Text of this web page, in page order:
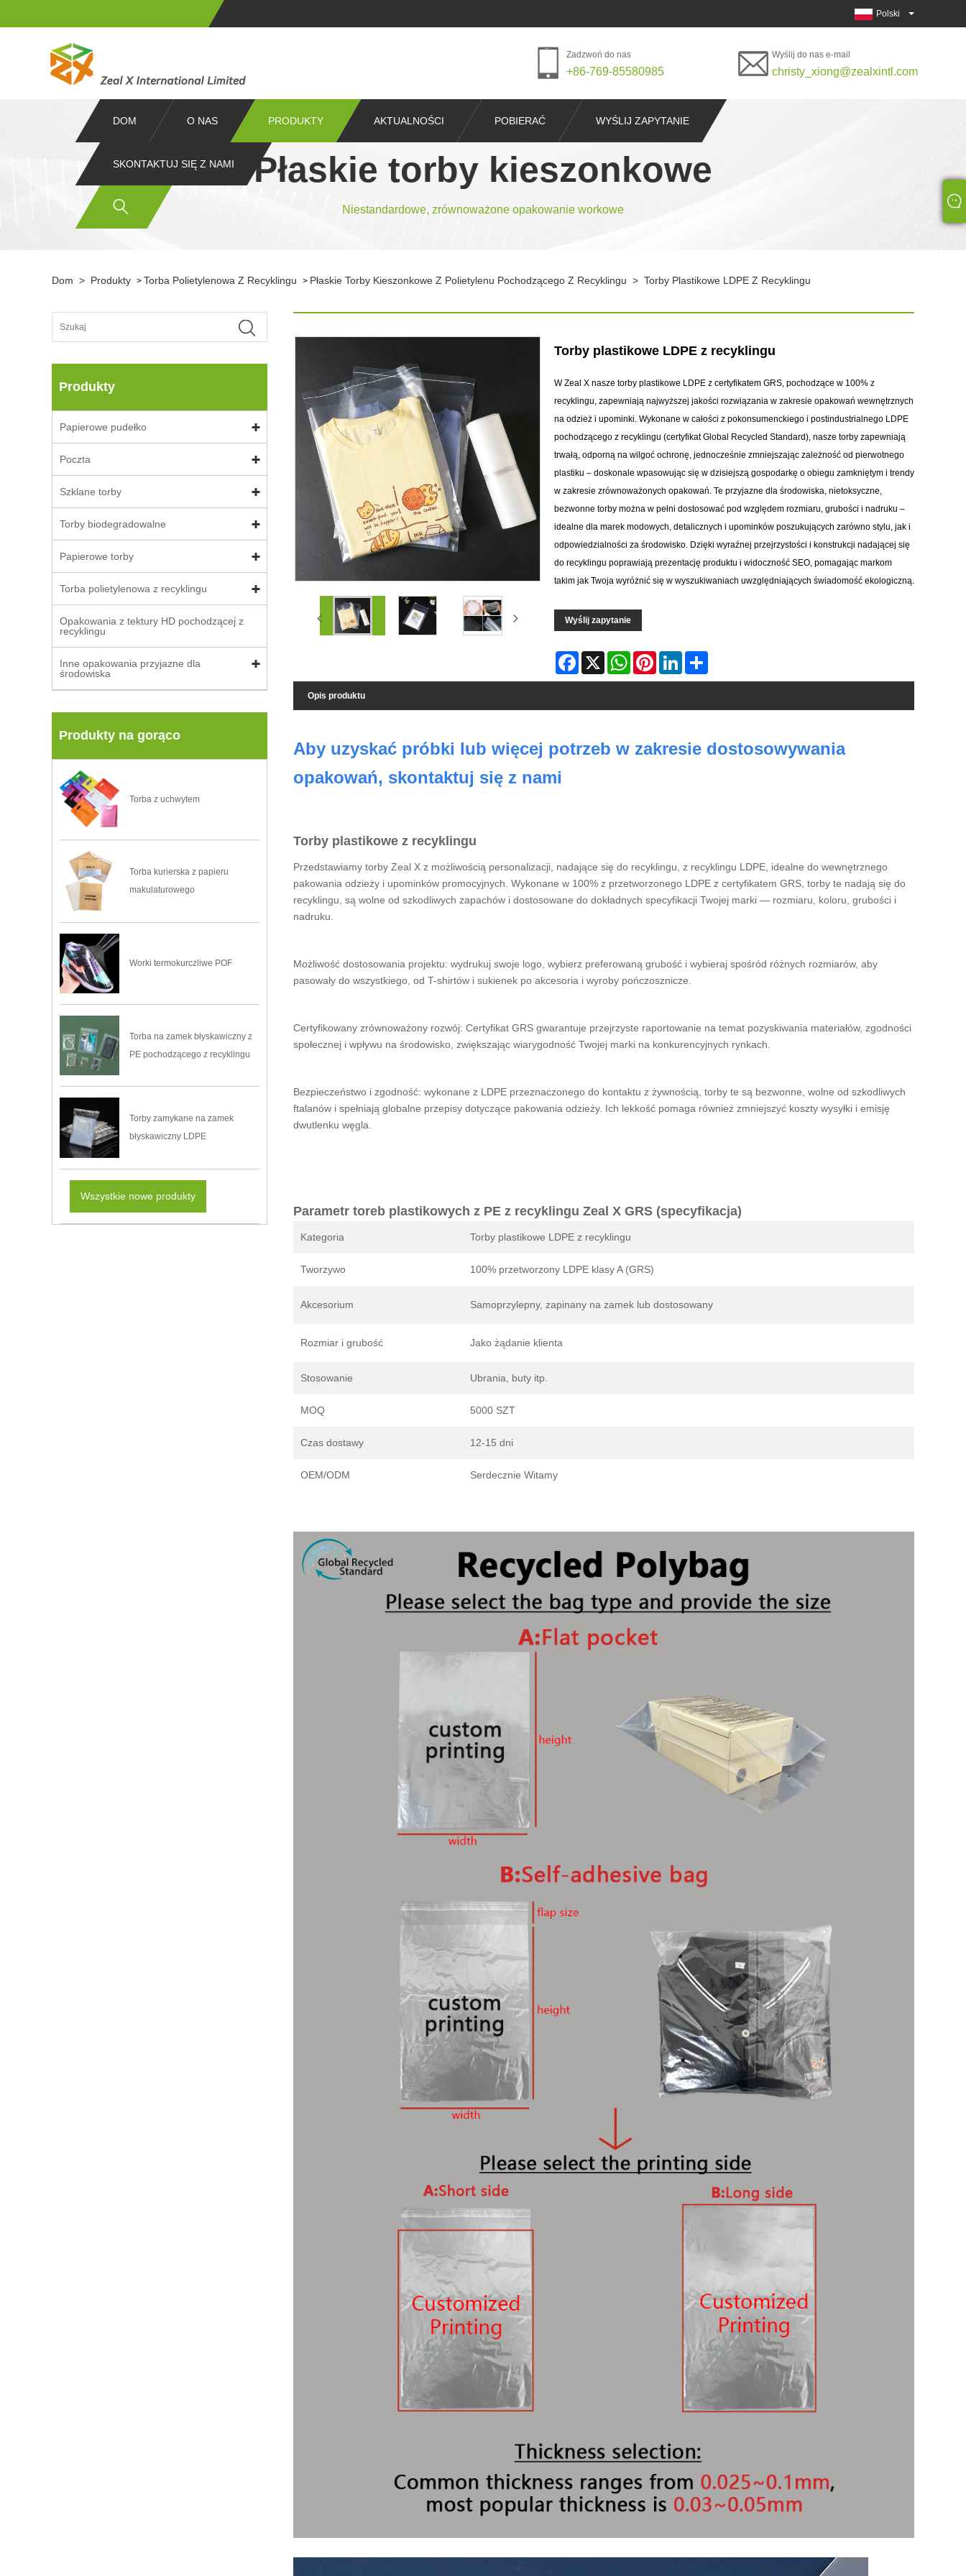
Polski
Zadzwoń do nas
+86-769-85580985
Wyślij do nas e-mail
christy_xiong@zealxintl.com
DOM O NAS PRODUKTY AKTUALNOŚCI POBIERAĆ WYŚLIJ ZAPYTANIE
SKONTAKTUJ SIĘ Z NAMI Płaskie torby kieszonkowe
Niestandardowe, zrównoważone opakowanie workowe
Dom > Produkty > Torba Polietylenowa Z Recyklingu > Płaskie Torby Kieszonkowe Z Polietylenu Pochodzącego Z Recyklingu > Torby Plastikowe LDPE Z Recyklingu
Produkty
Papierowe pudełko
Poczta
Szklane torby
Torby biodegradowalne
Papierowe torby
Torba polietylenowa z recyklingu
Opakowania z tektury HD pochodzącej z
recyklingu
Inne opakowania przyjazne dla
środowiska
Produkty na gorąco
Torba z uchwytem
Torba kurierska z papieru
makulaturowego
Worki termokurczliwe POF
Torba na zamek błyskawiczny z
PE pochodzącego z recyklingu
Torby zamykane na zamek
błyskawiczny LDPE
Wszystkie nowe produkty
Torby plastikowe LDPE z recyklingu
W Zeal X nasze torby plastikowe LDPE z certyfikatem GRS, pochodzące w 100% z
recyklingu, zapewniają najwyższej jakości rozwiązania w zakresie opakowań wewnętrznych
na odzież i upominki. Wykonane w całości z pokonsumenckiego i postindustrialnego LDPE
pochodzącego z recyklingu (certyfikat Global Recycled Standard), nasze torby zapewniają
trwałą, odporną na wilgoć ochronę, jednocześnie zmniejszając zależność od pierwotnego
plastiku – doskonale wpasowując się w dzisiejszą gospodarkę o obiegu zamkniętym i trendy
w zakresie zrównoważonych opakowań. Te przyjazne dla środowiska, nietoksyczne,
bezwonne torby można w pełni dostosować pod względem rozmiaru, grubości i nadruku –
idealne dla marek modowych, detalicznych i upominków poszukujących zarówno stylu, jak i
odpowiedzialności za środowisko. Dzięki wyraźnej przejrzystości i konstrukcji nadającej się
do recyklingu poprawiają prezentację produktu i widoczność SEO, pomagając markom
takim jak Twoja wyróżnić się w wyszukiwaniach uwzględniających świadomość ekologiczną.
Wyślij zapytanie
Facebook WhatsAppPinterestLinkedIn
Opis produktu
Aby uzyskać próbki lub więcej potrzeb w zakresie dostosowywania
opakowań, skontaktuj się z nami
Torby plastikowe z recyklingu
Przedstawiamy torby Zeal X z możliwością personalizacji, nadające się do recyklingu, z recyklingu LDPE, idealne do wewnętrznego
pakowania odzieży i upominków promocyjnych. Wykonane w 100% z przetworzonego LDPE z certyfikatem GRS, torby te nadają się do
recyklingu, są wolne od szkodliwych zapachów i dostosowane do dokładnych specyfikacji Twojej marki — rozmiaru, koloru, grubości i
nadruku.
Możliwość dostosowania projektu: wydrukuj swoje logo, wybierz preferowaną grubość i wybieraj spośród różnych rozmiarów, aby
pasowały do ​​wszystkiego, od T-shirtów i sukienek po akcesoria i wyroby pończosznicze.
Certyfikowany zrównoważony rozwój: Certyfikat GRS gwarantuje przejrzyste raportowanie na temat pozyskiwania materiałów, zgodności
społecznej i wpływu na środowisko, zwiększając wiarygodność Twojej marki na konkurencyjnych rynkach.
Bezpieczeństwo i zgodność: wykonane z LDPE przeznaczonego do kontaktu z żywnością, torby te są bezwonne, wolne od szkodliwych
ftalanów i spełniają globalne przepisy dotyczące pakowania odzieży. Ich lekkość pomaga również zmniejszyć koszty wysyłki i emisję
dwutlenku węgla.
Parametr toreb plastikowych z PE z recyklingu Zeal X GRS (specyfikacja)
Kategoria Torby plastikowe LDPE z recyklingu
Tworzywo 100% przetworzony LDPE klasy A (GRS)
Akcesorium Samoprzylepny, zapinany na zamek lub dostosowany
Rozmiar i grubość Jako żądanie klienta
Stosowanie Ubrania, buty itp.
MOQ 5000 SZT
Czas dostawy 12-15 dni
OEM/ODM Serdecznie Witamy